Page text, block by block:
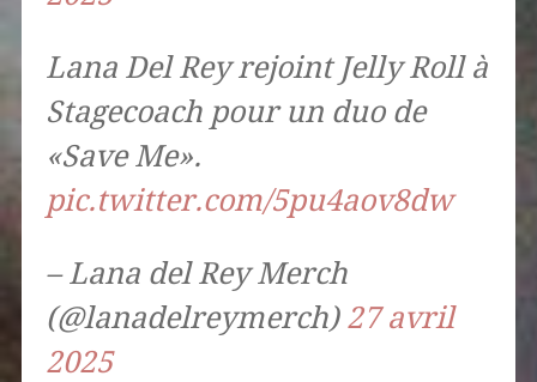
Lana Del Rey rejoint Jelly Roll à
Stagecoach pour un duo de
«Save Me».
pic.twitter.com/5pu4aov8dw
– Lana del Rey Merch
(@lanadelreymerch) 27 avril
2025